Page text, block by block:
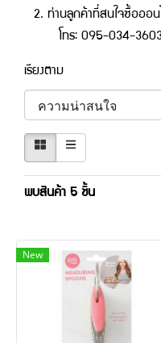
2. ท่านลูกค้าที่สนใจซื้อออ
โทร: 095-034-
เรียงตาม
พบสินค้า 5 ชิ้น
New